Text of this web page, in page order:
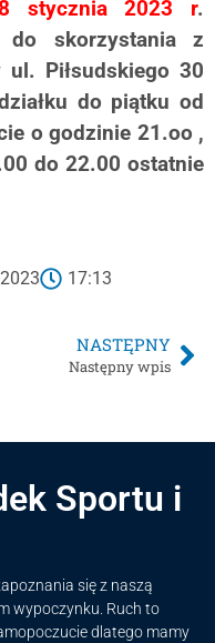
stycznia 2023 r.
do skorzystania z
ul. Piłsudskiego 30
do piątku od
o godzinie 21.oo ,
do 22.00 ostatnie
17:13
NASTĘPNY
Następny wpis
Sportu i
się z naszą
wypoczynku. Ruch to
dlatego mamy